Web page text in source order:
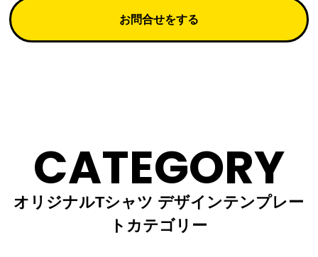
お問合せをする
CATEGORY
オリジナルTシャツ デザインテンプレー
トカテゴリー